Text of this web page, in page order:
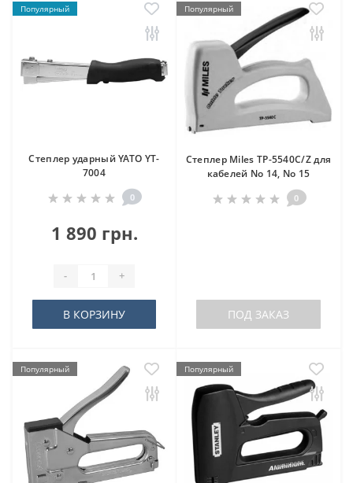
Популярный
Степлер ударный YATO YT-
7004
0
1 890 грн.
- +
В КОРЗИНУ
Популярный
Степлер Miles TP-5540C/Z для
кабелей No 14, No 15
0
ПОД ЗАКАЗ
Популярный Популярный